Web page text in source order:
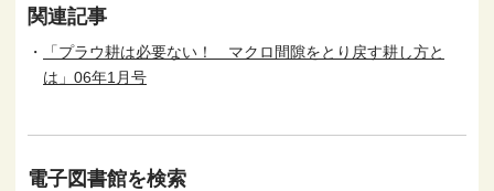
関連記事
「プラウ耕は必要ない！ マクロ間隙をとり戻す耕し方と
は」06年1月号
電子図書館を検索